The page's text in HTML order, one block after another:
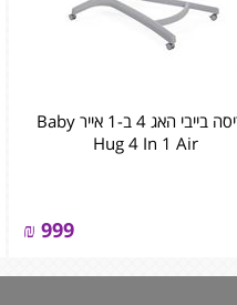
עריסה בייבי האג 4 ב-1 אייר Baby
Hug 4 In 1 Air
999
₪